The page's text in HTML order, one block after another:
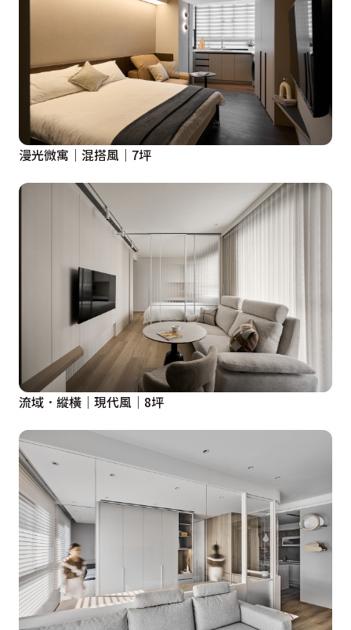
漫光微寓｜混搭風｜7坪
流域．縱橫｜現代風｜8坪